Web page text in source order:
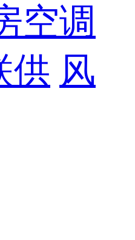
空调
供 风